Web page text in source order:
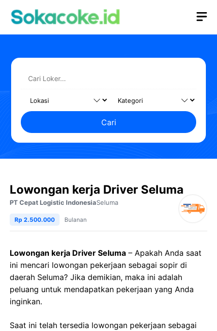
Cari
Lowongan kerja Driver Seluma
PT Cepat Logistic IndonesiaSeluma
Rp 2.500.000 Bulanan
Lowongan kerja Driver Seluma – Apakah Anda saat
ini mencari lowongan pekerjaan sebagai sopir di
daerah Seluma? Jika demikian, maka ini adalah
peluang untuk mendapatkan pekerjaan yang Anda
inginkan.
Saat ini telah tersedia lowongan pekerjaan sebagai